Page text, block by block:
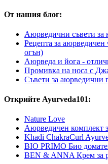
От нашия блог:
Аюрведични съвети за
Рецепта за
огън)
Аюрведа и йога -
Промивка на носа с
Съвети за аюрведични
Открийте Ayurveda101:
Nature Love
Аюрведичен комплект
Khadi ChakraCurl
BIO PRIMO Био
BEN & ANNA Крем за